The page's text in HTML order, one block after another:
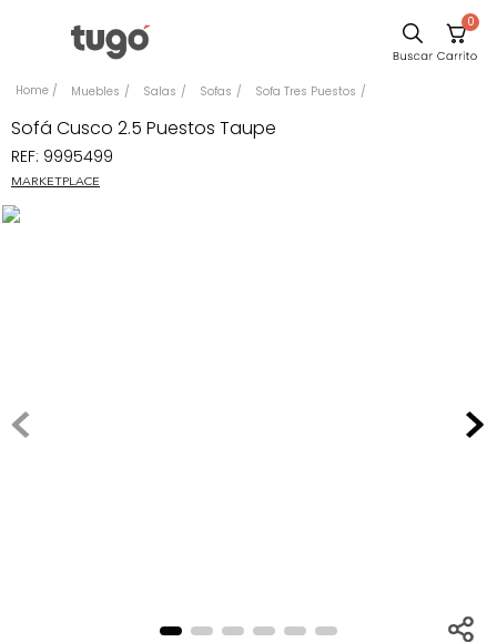
0
Muebles Salas Sofas Sofa Tres Puestos
Sofá Cusco 2.5 Puestos Taupe
REF: 9995499
MARKETPLACE
Comedor
Escritorio